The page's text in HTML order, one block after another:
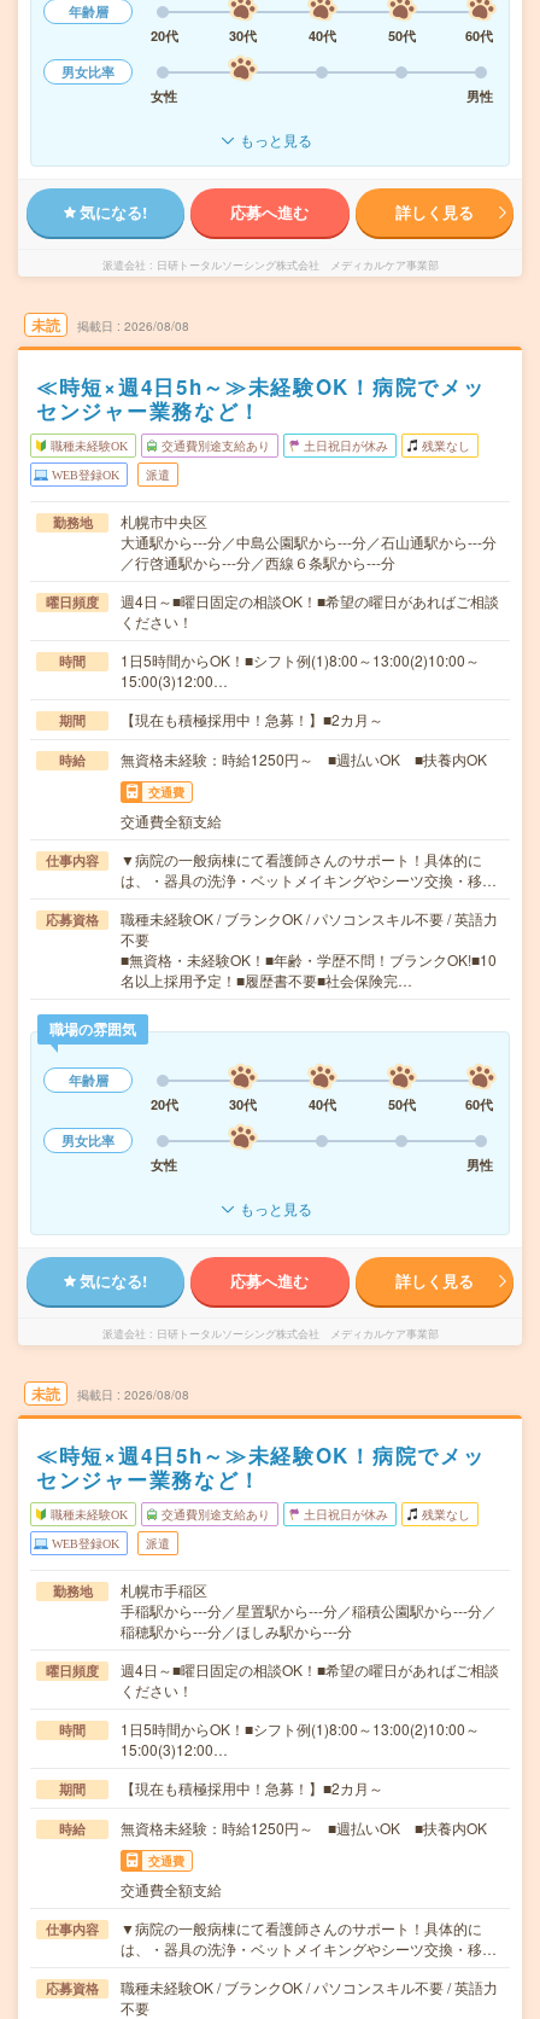
年齢層
20代
30代 40代 50代
60代
男女比率
女性
男性
もっと見る
気になる! 応募へ進む 詳しく見る
派遣会社 日研トータルソーシング株式会社 メディカルケア事業部
未読 掲載日 2026/08/08
≪時短×週4日5h～≫未経験OK！病院でメッ
センジャー業務など！
職種未経験OK 交通費別途支給あり 土日祝日が休み 残業なし
WEB登録OK 派遣
勤務地
札幌市中央区
大通駅から---分／中島公園駅から---分／石山通駅から---分
／行啓通駅から---分／西線６条駅から---分
曜日頻度
週4日～■曜日固定の相談OK！■希望の曜日があればご相談
ください！
時間
1日5時間からOK！■シフト例(1)8:00～13:00(2)10:00～
15:00(3)12:00…
期間 【現在も積極採用中！急募！】■2カ月～
時給 無資格未経験：時給1250円～ ■週払いOK ■扶養内OK
交通費
交通費全額支給
仕事内容
▼病院の一般病棟にて看護師さんのサポート！具体的に
は、・器具の洗浄・ベットメイキングやシーツ交換・移…
応募資格
職種未経験OK / ブランクOK / パソコンスキル不要 / 英語力
不要
■無資格・未経験OK！■年齢・学歴不問！ブランクOK!■10
名以上採用予定！■履歴書不要■社会保険完…
職場の雰囲気
年齢層
20代
30代 40代 50代
60代
男女比率
女性
男性
もっと見る
気になる! 応募へ進む 詳しく見る
派遣会社 日研トータルソーシング株式会社 メディカルケア事業部
未読 掲載日 2026/08/08
≪時短×週4日5h～≫未経験OK！病院でメッ
センジャー業務など！
職種未経験OK 交通費別途支給あり 土日祝日が休み 残業なし
WEB登録OK 派遣
勤務地
札幌市手稲区
手稲駅から---分／星置駅から---分／稲積公園駅から---分／
稲穂駅から---分／ほしみ駅から---分
曜日頻度
週4日～■曜日固定の相談OK！■希望の曜日があればご相談
ください！
時間
1日5時間からOK！■シフト例(1)8:00～13:00(2)10:00～
15:00(3)12:00…
期間 【現在も積極採用中！急募！】■2カ月～
時給 無資格未経験：時給1250円～ ■週払いOK ■扶養内OK
交通費
交通費全額支給
仕事内容
▼病院の一般病棟にて看護師さんのサポート！具体的に
は、・器具の洗浄・ベットメイキングやシーツ交換・移…
応募資格
職種未経験OK / ブランクOK / パソコンスキル不要 / 英語力
不要